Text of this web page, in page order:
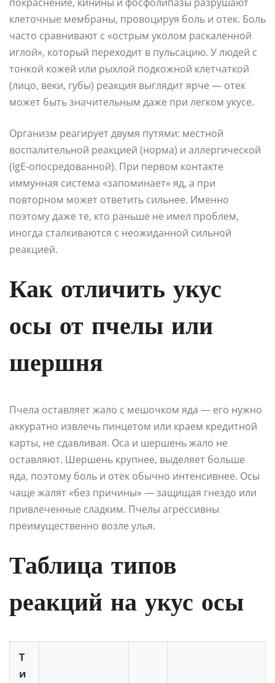
покраснение, кинины и фосфолипазы разрушают
клеточные мембраны, провоцируя боль и отек. Боль
часто сравнивают с «острым уколом раскаленной
иглой», который переходит в пульсацию. У людей с
тонкой кожей или рыхлой подкожной клетчаткой
(лицо, веки, губы) реакция выглядит ярче — отек
может быть значительным даже при легком укусе.
Организм реагирует двумя путями: местной
воспалительной реакцией (норма) и аллергической
(IgE-опосредованной). При первом контакте
иммунная система «запоминает» яд, а при
повторном может ответить сильнее. Именно
поэтому даже те, кто раньше не имел проблем,
иногда сталкиваются с неожиданной сильной
реакцией.
Как отличить укус
осы от пчелы или
шершня
Пчела оставляет жало с мешочком яда — его нужно
аккуратно извлечь пинцетом или краем кредитной
карты, не сдавливая. Оса и шершень жало не
оставляют. Шершень крупнее, выделяет больше
яда, поэтому боль и отек обычно интенсивнее. Осы
чаще жалят «без причины» — защищая гнездо или
привлеченные сладким. Пчелы агрессивны
преимущественно возле улья.
Таблица типов
реакций на укус осы
Т
и